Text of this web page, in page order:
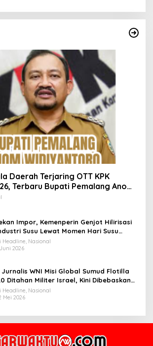
Daerah Terjaring OTT KPK
Terbaru Bupati Pemalang Anom
Impor, Kemenperin Genjot Hilirisasi
Susu Lewat Momen Hari Susu
2026
Headline, Nasional
2026
Jurnalis WNI Misi Global Sumud Flotilla
Ditahan Militer Israel, Kini Dibebaskan
Dievakuasi ke Istanbul
Headline, Nasional
Mei 2026